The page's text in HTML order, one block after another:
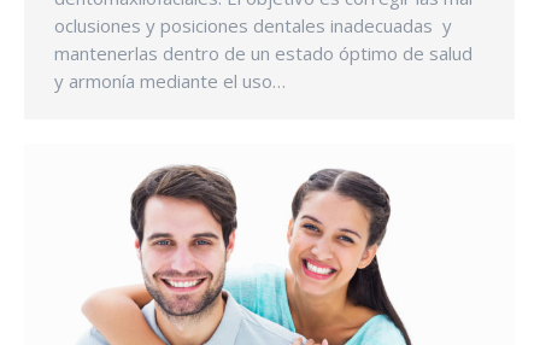
oclusiones y posiciones dentales inadecuadas y
mantenerlas dentro de un estado óptimo de salud
y armonía mediante el uso…